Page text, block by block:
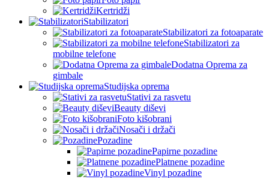
Kertridži
Stabilizatori
Stabilizatori za fotoaparate
Stabilizatori za
mobilne telefone
Dodatna Oprema za
gimbale
Studijska oprema
Stativi za rasvetu
Beauty diševi
Foto kišobrani
Nosači i držači
Pozadine
Papirne pozadine
Platnene pozadine
Vinyl pozadine